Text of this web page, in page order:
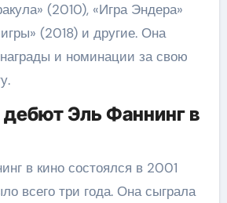
(2010), «Игра Эндера»
(2018) и другие. Она
и номинации за свою
Эль Фаннинг в
в кино состоялся в 2001
всего три года. Она сыграла